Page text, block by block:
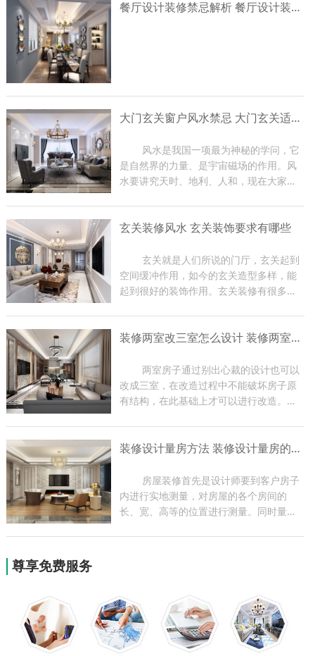
餐厅设计装修禁忌解析 餐厅设计装修技巧介绍
大门玄关窗户风水禁忌 大门玄关适合摆放什么
	风水是我国一项最为神秘的学问，它
是自然界的力量、是宇宙磁场的作用。风
水要讲究天时、地利、人和，现在大家在
装修时有很多禁忌。那么下面东游装饰的
玄关装修风水 玄关装饰要求有哪些
	玄关就是人们所说的门厅，玄关起到
空间缓冲作用，如今的玄关造型多样，能
起到很好的装饰作用。玄关装修有很多风
康，严重时会影响到主人的事业。下面小装修两室改三室怎么设计 装修两室注意事项
	两室房子通过别出心裁的设计也可以
改成三室，在改造过程中不能破坏房子原
有结构，在此基础上才可以进行改造。两
要比改造之前有进步。下面小编带大家了装修设计量房方法 装修设计量房的作用
	房屋装修首先是设计师要到客户房子
内进行实地测量，对房屋的各个房间的
长、宽、高等的位置进行测量。同时量房
尊享免费服务